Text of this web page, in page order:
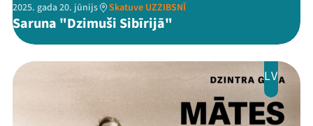
TikTok
2025. gada 20. jūnijs Skatuve UZZIBSNĪ
Saruna "Dzimuši Sibīrijā"
LV